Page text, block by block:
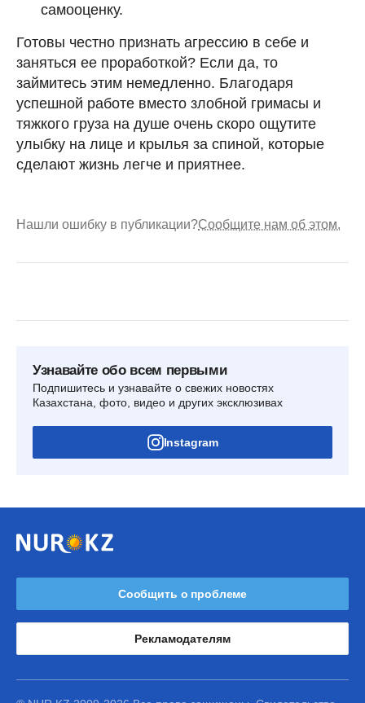
самооценку.
Готовы честно признать агрессию в себе и
заняться ее проработкой? Если да, то
займитесь этим немедленно. Благодаря
успешной работе вместо злобной гримасы и
тяжкого груза на душе очень скоро ощутите
улыбку на лице и крылья за спиной, которые
сделают жизнь легче и приятнее.
Нашли ошибку в публикации?Сообщите нам об этом.
Узнавайте обо всем первыми
Подпишитесь и узнавайте о свежих новостях
Казахстана, фото, видео и других эксклюзивах
Instagram
Сообщить о проблеме
Рекламодателям